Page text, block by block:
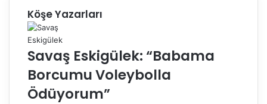
Köşe Yazarları
Savaş Eskigülek: “Babama
Borcumu Voleybolla
Ödüyorum”